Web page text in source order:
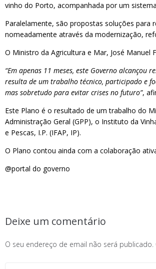
vinho do Porto, acompanhada por um
Paralelamente, são propostas soluções para
nomeadamente através da modernização,
O Ministro da Agricultura e Mar, José
“Em apenas 11 meses, este Governo
resulta de um trabalho técnico, participado e
mas sobretudo para evitar crises no futuro”,
Este Plano é o resultado de um trabalho do
Administração Geral (GPP), o Instituto da
e Pescas, I.P. (IFAP, IP).
O Plano contou ainda com a colaboração
@portal do governo
Deixe um comentário
O seu endereço de email não será publicado.